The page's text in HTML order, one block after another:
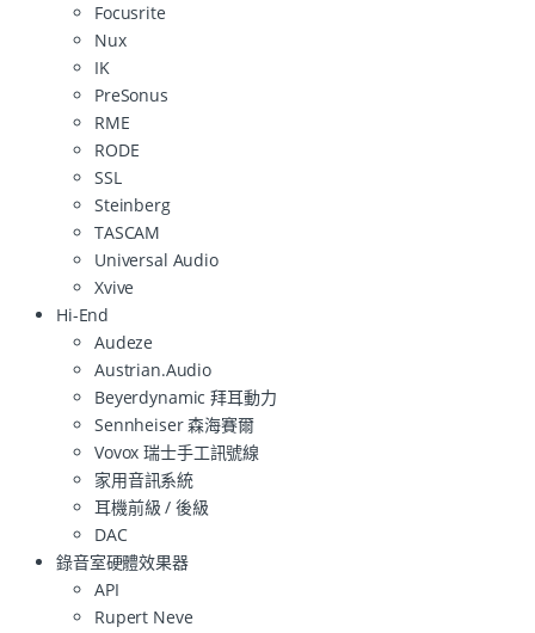
Focusrite
Nux
IK
PreSonus
RME
RODE
SSL
Steinberg
TASCAM
Universal Audio
Xvive
Hi-End
Audeze
Austrian.Audio
Beyerdynamic 拜耳動力
Sennheiser 森海賽爾
Vovox 瑞士手工訊號線
家用音訊系統
耳機前級 / 後級
DAC
錄音室硬體效果器
API
Rupert Neve